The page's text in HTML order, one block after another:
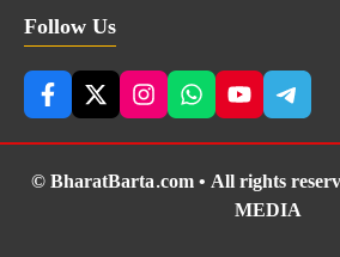
Follow Us
© BharatBarta.com • All rights
MEDIA